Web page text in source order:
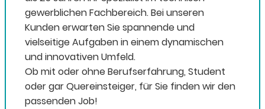
gewerblichen Fachbereich. Bei unseren
Kunden erwarten Sie spannende und
vielseitige Aufgaben in einem dynamischen
und innovativen Umfeld.
Ob mit oder ohne Berufserfahrung, Student
oder gar Quereinsteiger, für Sie finden wir den
passenden Job!